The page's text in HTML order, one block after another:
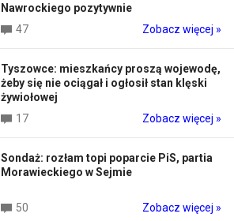
Nawrockiego pozytywnie
47
Zobacz więcej »
Tyszowce: mieszkańcy proszą wojewodę,
żeby się nie ociągał i ogłosił stan klęski
żywiołowej
17
Zobacz więcej »
Sondaż: rozłam topi poparcie PiS, partia
Morawieckiego w Sejmie
50 Zobacz więcej »